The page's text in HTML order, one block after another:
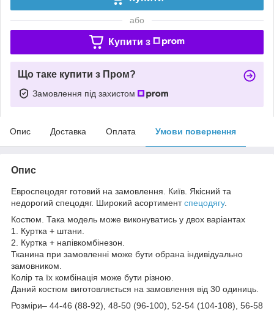
або
Купити з
Що таке купити з Пром?
Замовлення під захистом
Опис Доставка Оплата Умови повернення
Опис
Евроспецодяг готовий на замовлення. Київ. Якісний та
недорогий спецодяг. Широкий асортиментспецодягу.
Костюм. Така модель може виконуватись у двох варіантах
1. Куртка + штани.
2. Куртка + напівкомбінезон.
Тканина при замовленні може бути обрана індивідуально
замовником.
Колір та їх комбінація може бути різною.
Даний костюм виготовляється на замовлення від 30 одиниць.
Розміри– 44-46 (88-92), 48-50 (96-100), 52-54 (104-108), 56-58